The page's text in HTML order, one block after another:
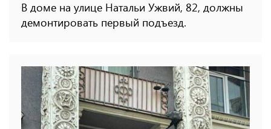
В доме на улице Натальи Ужвий, 82, должны
демонтировать первый подъезд.